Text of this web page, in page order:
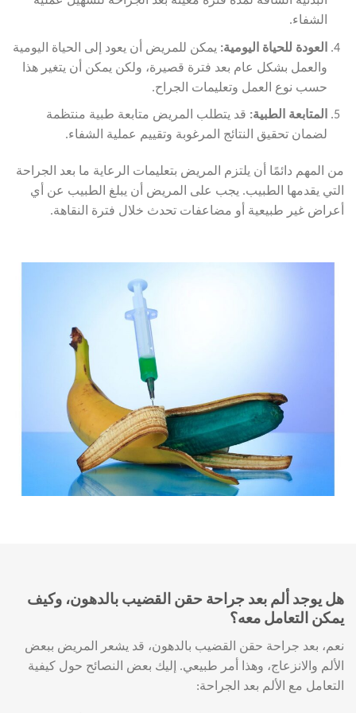
الشفاء.
العودة للحياة اليومية: يمكن للمريض أن يعود إلى الحياة اليومية
والعمل بشكل عام بعد فترة قصيرة، ولكن يمكن أن يتغير هذا
حسب نوع العمل وتعليمات الجراح.
المتابعة الطبية: قد يتطلب المريض متابعة طبية منتظمة
لضمان تحقيق النتائج المرغوبة وتقييم عملية الشفاء.
من المهم دائمًا أن يلتزم المريض بتعليمات الرعاية ما بعد الجراحة
التي يقدمها الطبيب. يجب على المريض أن يبلغ الطبيب عن أي
أعراض غير طبيعية أو مضاعفات تحدث خلال فترة النقاهة.
هل يوجد ألم بعد جراحة حقن القضيب بالدهون، وكيف
يمكن التعامل معه؟
نعم، بعد جراحة حقن القضيب بالدهون، قد يشعر المريض ببعض
الألم والانزعاج، وهذا أمر طبيعي. إليك بعض النصائح حول كيفية
التعامل مع الألم بعد الجراحة: